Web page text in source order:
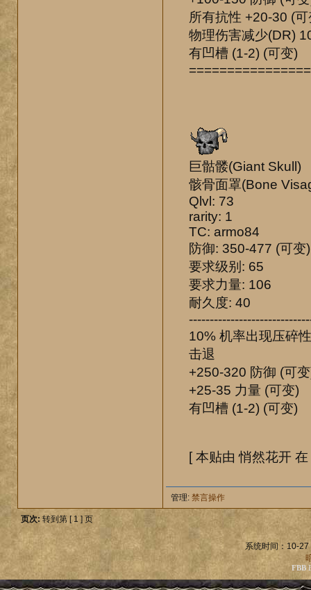
所有抗性 +20-30 (可
物理伤害减少(DR)
有凹槽 (1-2) (可变)
巨骷髅(Giant Skull)
骸骨面罩(Bone
Qlvl: 73
rarity: 1
TC: armo84
防御: 350-477 (可
要求级别: 65
要求力量: 106
耐久度: 40
10% 机率出现压碎
击退
+250-320 防御 (可
+25-35 力量 (可变)
有凹槽 (1-2) (可变)
[ 本贴由 悄然花开
管理: 禁言操作
页次: 转到第 [ 1 ] 页
系统时间：10-
FBB